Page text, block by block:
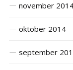
november
oktober 2014
september